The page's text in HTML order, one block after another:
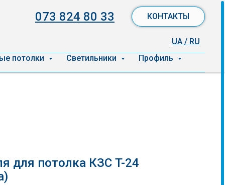
073 824 80 33 КОНТАКТЫ
UA / RU
потолки
Светильники Профиль
для потолка КЗС T-24